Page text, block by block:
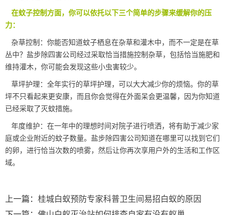
在蚊子控制方面，你可以依托以下三个简单的步骤来缓解你的压
力：
杂草控制：你能否知道蚊子栖息在杂草和灌木中，而不一定是在草
丛中？盐步除四害公司经过采取恰当措施控制杂草，包括恰当施肥和
维持灌木，你可能会发现这些小虫害较少。
草坪护理：全年实行的草坪护理，可以大大减少你的烦恼。你的草
坪不只看起来更安康，而且你会觉得在外面呆会更温馨，因为你知道
已经采取了灭蚊措施。
年度维护：在一年中的理想时间对院子进行喷洒，将有助于减少家
庭或企业附近的蚊子数量。盐步除四害公司知道在哪里可以找到它们
的卵，进行恰当次数的喷雾，然后让你再次享用户外的生活和工作区
域。
上一篇： 桂城白蚁预防专家科普卫生间易招白蚁的原因